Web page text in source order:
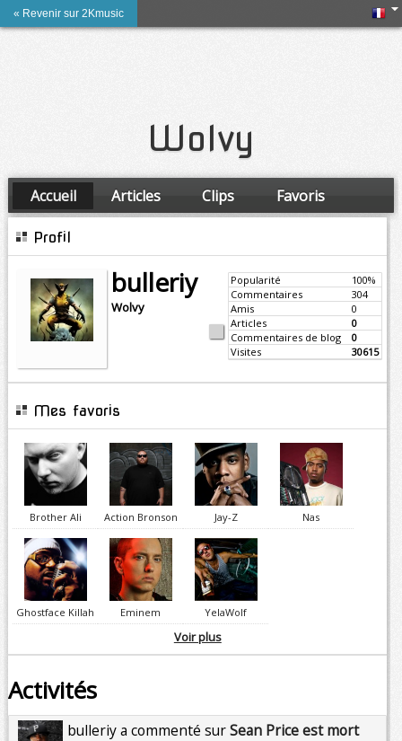
« Revenir sur 2Kmusic
Wolvy
Accueil Articles Clips
Favoris
Amis
Profil
bulleriy Popularité
100%
Commentaires
304
Amis
0
Articles
0
Commentaires de blog
0
Visites
30615
Wolvy
Mes favoris
Brother Ali Action Bronson Jay-Z Nas
Ghostface Killah Eminem YelaWolf
Voir plus
Activités
bulleriy a commenté surSean Price est mort